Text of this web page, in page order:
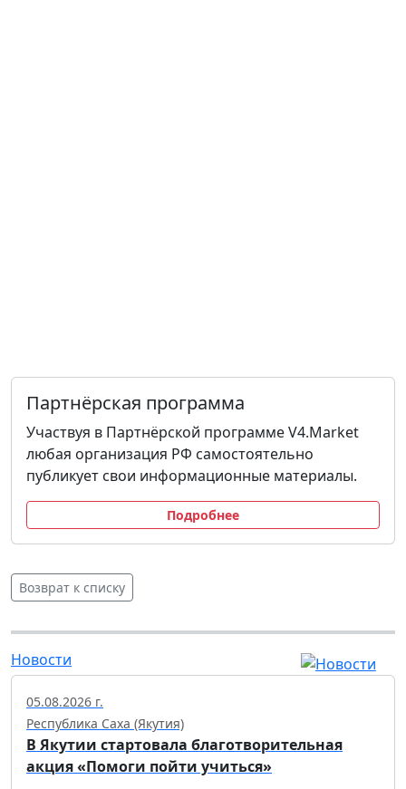
Партнёрская программа
Участвуя в Партнёрской программе V4.Market
любая организация РФ самостоятельно
публикует свои информационные материалы.
Подробнее
Возврат к списку
Новости
05.08.2026 г.
Республика Саха (Якутия)
В Якутии стартовала благотворительная
акция «Помоги пойти учиться»